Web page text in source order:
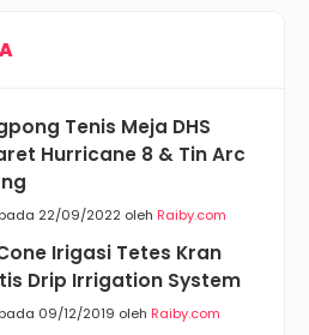
Tenis Meja DHS
Hurricane 8 & Tin Arc
22/09/2022 oleh Raiby.com
Irigasi Tetes Kran
Drip Irrigation System
09/12/2019 oleh Raiby.com